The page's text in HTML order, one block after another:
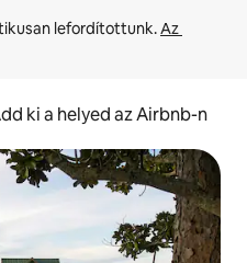
lefordítottunk. Az
ki a helyed az Airbnb-n